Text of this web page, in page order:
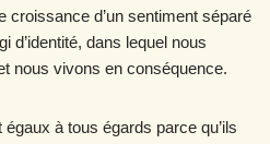
croissance d’un sentiment séparé
d’identité, dans lequel nous
nous vivons en conséquence.
à tous égards parce qu’ils